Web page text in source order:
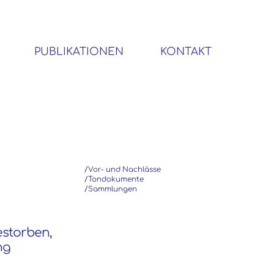
PUBLIKATIONEN KONTAKT
/Vor- und Nachlässe
/Tondokumente
/Sammlungen